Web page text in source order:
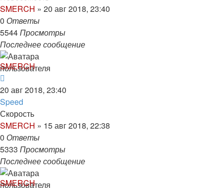
SMERCH » 20 авг 2018, 23:40
0 Ответы
5544Просмотры
Последнее сообщение
SMERCH
20 авг 2018, 23:40
Speed
Скорость
SMERCH » 15 авг 2018, 22:38
0 Ответы
5333 Просмотры
Последнее сообщение
SMERCH